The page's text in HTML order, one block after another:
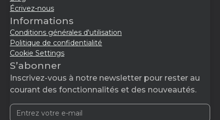
Écrivez-nous
Informations
Conditions générales d'utilisation
Politique de confidentialité
Cookie Settings
S’abonner
Inscrivez-vous à notre newsletter pour rester au
courant des fonctionnalités et des nouveautés.